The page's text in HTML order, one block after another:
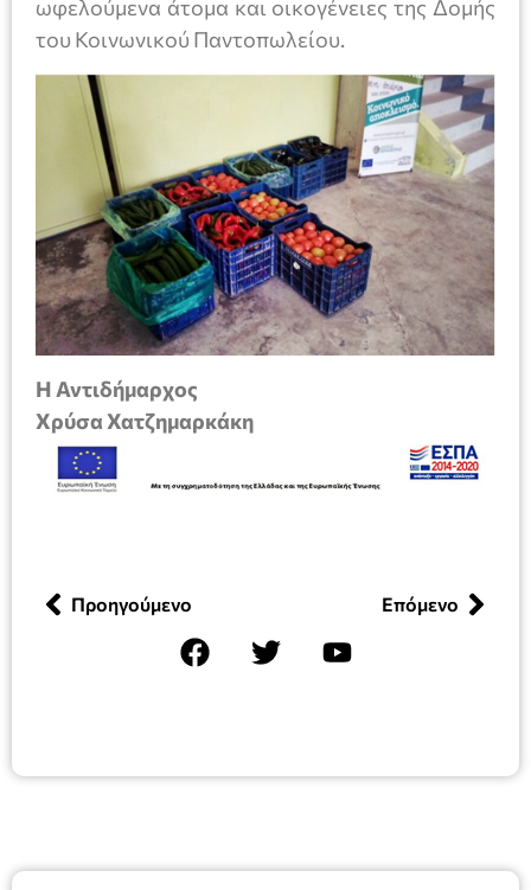
ωφελούμενα άτομα και οικογένειες της Δομής
του Κοινωνικού Παντοπωλείου.
Η Αντιδήμαρχος
Χρύσα Χατζημαρκάκη
Προηγούμενο Επόμενο